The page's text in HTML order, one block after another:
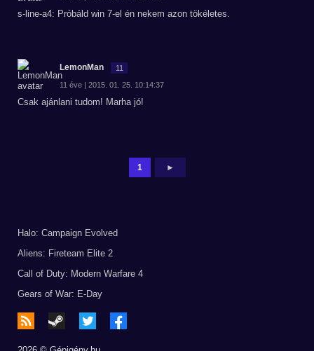
s-line-a4: Próbáld win 7-el én nekem azon tökéletes.
LemonMan 11
11 éve | 2015. 01. 25. 10:14:37
Csak ajánlani tudom! Marha jó!
1 ►
Halo: Campaign Evolved
Aliens: Fireteam Elite 2
Call of Duty: Modern Warfare 4
Gears of War: E-Day